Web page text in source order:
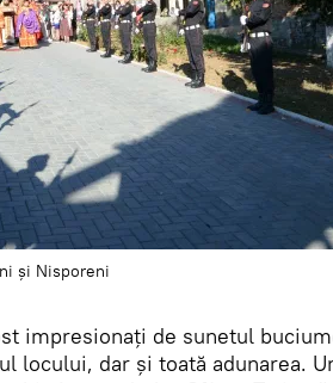
și Nisporeni
impresionați de sunetul
locului, dar și toată adunarea.